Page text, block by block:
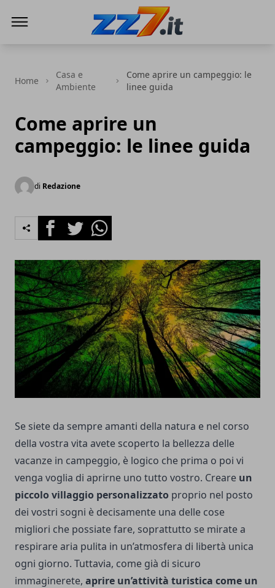
Home
Casa e
Ambiente
Come aprire un campeggio: le
linee guida
Come aprire un
campeggio: le linee guida
di Redazione
FacebookTwitterWhatsapp
Se siete da sempre amanti della natura e nel corso
della vostra vita avete scoperto la bellezza delle
vacanze in campeggio, è logico che prima o poi vi
venga voglia di aprirne uno tutto vostro. Creare un
piccolo villaggio personalizzato proprio nel posto
dei vostri sogni è decisamente una delle cose
migliori che possiate fare, soprattutto se mirate a
respirare aria pulita in un’atmosfera di libertà unica
ogni giorno. Tuttavia, come già di sicuro
immaginerete, aprire un’attività turistica come un